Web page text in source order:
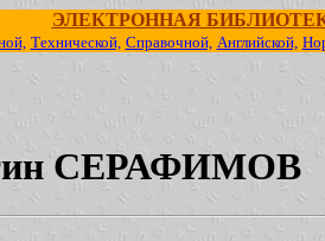
ЭЛЕКТРОННАЯ
Технической, Справочной, Английской,
СЕРАФИМОВ